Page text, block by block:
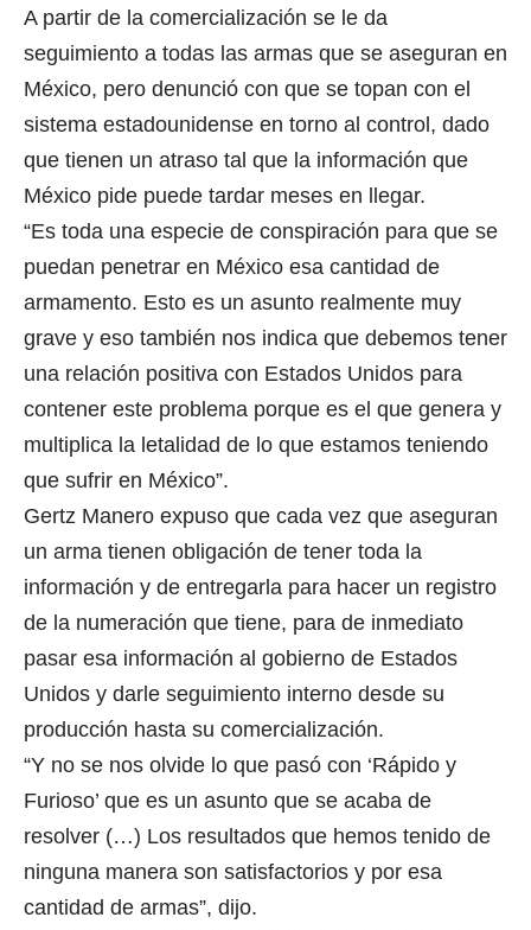
A partir de la comercialización se le da
seguimiento a todas las armas que se aseguran en
México, pero denunció con que se topan con el
sistema estadounidense en torno al control, dado
que tienen un atraso tal que la información que
México pide puede tardar meses en llegar.
“Es toda una especie de conspiración para que se
puedan penetrar en México esa cantidad de
armamento. Esto es un asunto realmente muy
grave y eso también nos indica que debemos tener
una relación positiva con Estados Unidos para
contener este problema porque es el que genera y
multiplica la letalidad de lo que estamos teniendo
que sufrir en México”.
Gertz Manero expuso que cada vez que aseguran
un arma tienen obligación de tener toda la
información y de entregarla para hacer un registro
de la numeración que tiene, para de inmediato
pasar esa información al gobierno de Estados
Unidos y darle seguimiento interno desde su
producción hasta su comercialización.
“Y no se nos olvide lo que pasó con ‘Rápido y
Furioso’ que es un asunto que se acaba de
resolver (…) Los resultados que hemos tenido de
ninguna manera son satisfactorios y por esa
cantidad de armas”, dijo.